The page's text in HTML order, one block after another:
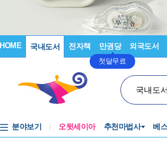
HOME 국내도서 전자책 만권당
첫달무료
외국도서
국내도
분야보기 오뒷세이아 추천마법사 베